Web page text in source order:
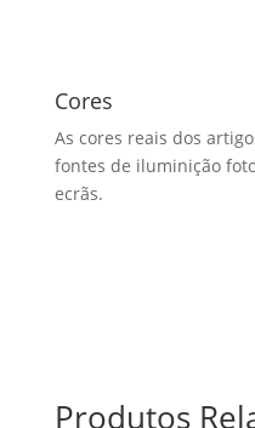
Cores
As cores reais dos
fontes de iluminição
ecrãs.
Produtos